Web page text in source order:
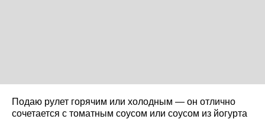
Подаю рулет горячим или холодным — он отлично
сочетается с томатным соусом или соусом из йогурта